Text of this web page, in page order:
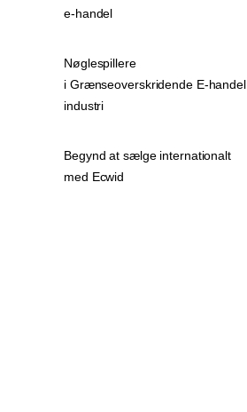
e-handel
Nøglespillere
i Grænseoverskridende E-handel
industri
Begynd at sælge internationalt
med Ecwid